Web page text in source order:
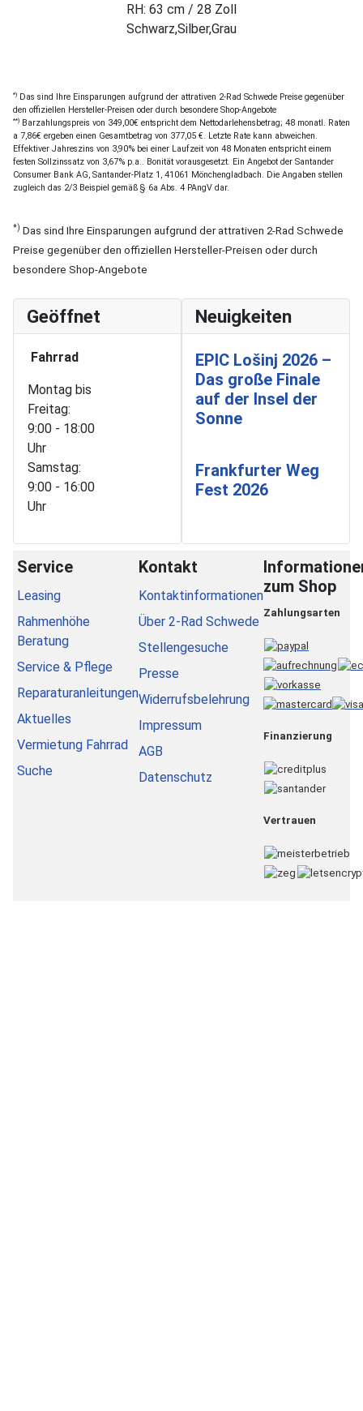
RH: 63 cm / 28 Zoll
Schwarz,Silber,Grau
*) Das sind Ihre Einsparungen aufgrund der attrativen 2-Rad Schwede Preise gegenüber
den offiziellen Hersteller-Preisen oder durch besondere Shop-Angebote
**) Barzahlungspreis von 349,00€ entspricht dem Nettodarlehensbetrag; 48 monatl. Raten
a 7,86€ ergeben einen Gesamtbetrag von 377,05 €. Letzte Rate kann abweichen.
Effektiver Jahreszins von 3,90% bei einer Laufzeit von 48 Monaten entspricht einem
festen Sollzinssatz von 3,67% p.a.. Bonität vorausgesetzt. Ein Angebot der Santander
Consumer Bank AG, Santander-Platz 1, 41061 Mönchengladbach. Die Angaben stellen
zugleich das 2/3 Beispiel gemäß § 6a Abs. 4 PAngV dar.
*) Das sind Ihre Einsparungen aufgrund der attrativen 2-Rad Schwede
Preise gegenüber den offiziellen Hersteller-Preisen oder durch
besondere Shop-Angebote
Geöffnet
Fahrrad
Montag bis
Freitag:
9:00 - 18:00
Uhr
Samstag:
9:00 - 16:00
Uhr
Neuigkeiten
EPIC Lošinj 2026 –
Das große Finale
auf der Insel der
Sonne
Frankfurter Weg
Fest 2026
Service
Leasing
Rahmenhöhe
Beratung
Service & Pflege
Reparaturanleitungen
Aktuelles
Vermietung Fahrrad
Suche
Kontakt
Kontaktinformationen
Über 2-Rad Schwede
Stellengesuche
Presse
Widerrufsbelehrung
Impressum
AGB
Datenschutz
zum Shop
Zahlungsarten
Finanzierung
Vertrauen